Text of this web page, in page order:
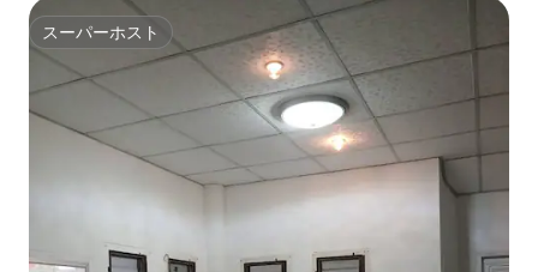
スーパーホスト
スーパーホスト